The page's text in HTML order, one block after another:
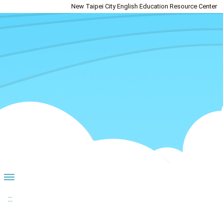
New Taipei City English Education Resource Center
:::